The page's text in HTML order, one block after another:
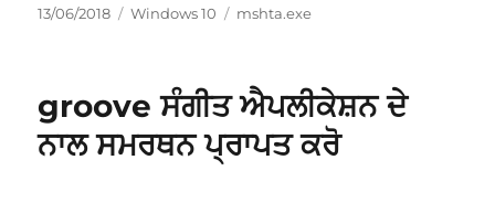
ਸੰਪਾਦਿਤ
13/06/2018 ਸ਼੍ਰੇਣੀਆਂ
Windows 10 ਟੈਗ
mshta.exe
groove ਸੰਗੀਤ ਐਪਲੀਕੇਸ਼ਨ ਦੇ
ਨਾਲ ਸਮਰਥਨ ਪ੍ਰਾਪਤ ਕਰੋ